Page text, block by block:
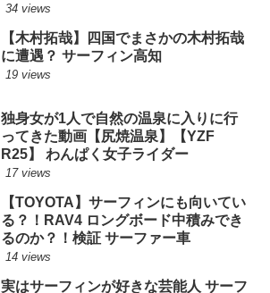
34 views
【木村拓哉】四国でまさかの木村拓哉
に遭遇？ サーフィン高知
19 views
独身女が1人で自然の温泉に入りに行
ってきた動画【尻焼温泉】【YZF
R25】 わんぱく女子ライダー
17 views
【TOYOTA】サーフィンにも向いてい
る？！RAV4 ロングボード中積みでき
るのか？！検証 サーファー車
14 views
実はサーフィンが好きな芸能人 サーフ